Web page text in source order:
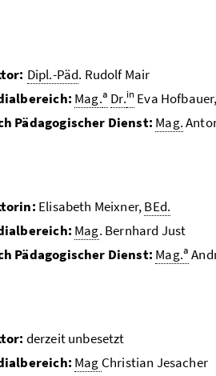
Dipl.-Päd. Rudolf Mair
Mag.a Dr.in Eva Hofbauer,
Pädagogischer Dienst: Mag.
Elisabeth Meixner,BEd.
Mag. Bernhard Just
Pädagogischer Dienst: Mag.a
derzeit unbesetzt
Mag Christian Jesacher